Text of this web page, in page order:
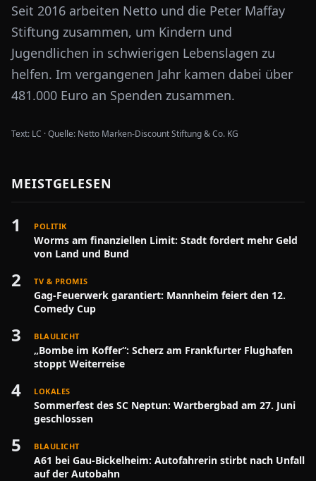
Seit 2016 arbeiten Netto und die Peter Maffay
Stiftung zusammen, um Kindern und
Jugendlichen in schwierigen Lebenslagen zu
helfen. Im vergangenen Jahr kamen dabei über
481.000 Euro an Spenden zusammen.
Text: LC ·Quelle: Netto Marken-Discount Stiftung & Co. KG
MEISTGELESEN
1 POLITIK
Worms am finanziellen Limit: Stadt fordert mehr Geld
von Land und Bund
2 TV & PROMIS
Gag-Feuerwerk garantiert: Mannheim feiert den 12.
Comedy Cup
3 BLAULICHT
„Bombe im Koffer“: Scherz am Frankfurter Flughafen
stoppt Weiterreise
4 LOKALES
Sommerfest des SC Neptun: Wartbergbad am 27. Juni
geschlossen
5 BLAULICHT
A61 bei Gau-Bickelheim: Autofahrerin stirbt nach Unfall
auf der Autobahn